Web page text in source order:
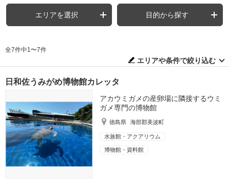
エリアを選択 目的から探す
全7件中1〜7件
エリアや条件で絞り込む
日和佐うみがめ博物館カレッタ
アカウミガメの産卵場に隣接するウミ
ガメ専門の博物館
徳島県 海部郡美波町
水族館・アクアリウム
博物館・資料館